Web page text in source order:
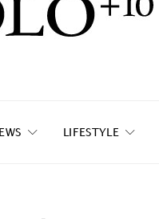
LIFESTYLE